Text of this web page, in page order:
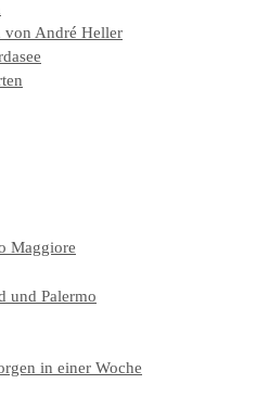
von André Heller
Maggiore
und Palermo
in einer Woche